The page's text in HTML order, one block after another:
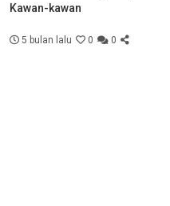
Kawan-kawan
5 bulan lalu 0 0